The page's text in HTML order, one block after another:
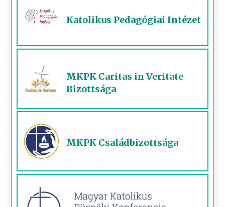
Katolikus Pedagógiai Intézet
MKPK Caritas in Veritate
Bizottsága
MKPK Családbizottsága